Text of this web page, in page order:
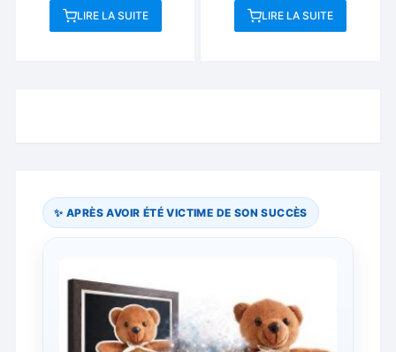
LIRE LA SUITE LIRE LA SUITE
✨ APRÈS AVOIR ÉTÉ VICTIME DE SON SUCCÈS